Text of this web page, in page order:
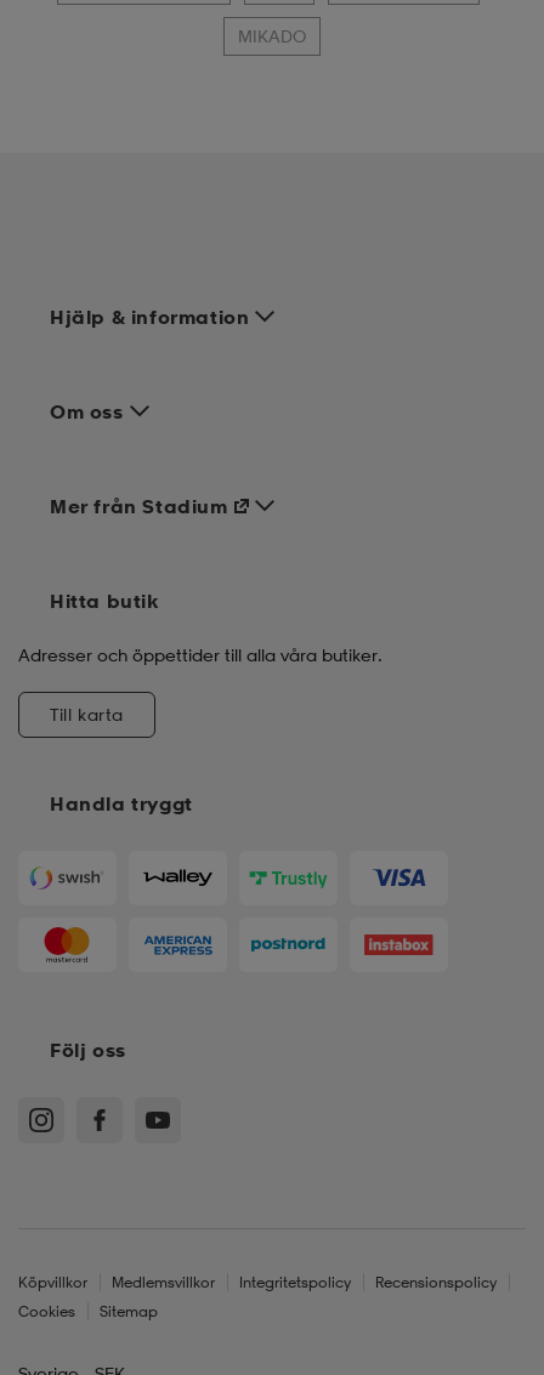
MIKADO
Hjälp & information
Om oss
Handla tryggt
Mer från Stadium
Hitta butik
Adresser och öppettider till alla våra butiker.
Till karta
Följ oss
Köpvillkor Medlemsvillkor Integritetspolicy
Recensionspolicy
Cookies
Sitemap